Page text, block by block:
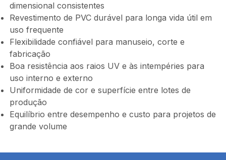
dimensional consistentes
Revestimento de PVC durável para longa vida útil em
uso frequente
Flexibilidade confiável para manuseio, corte e
fabricação
Boa resistência aos raios UV e às intempéries para
uso interno e externo
Uniformidade de cor e superfície entre lotes de
produção
Equilíbrio entre desempenho e custo para projetos de
grande volume